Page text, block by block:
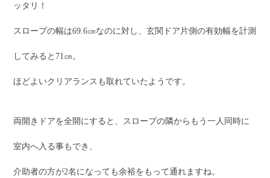
ッタリ！
スロープの幅は69.6㎝なのに対し、玄関ドア片側の有効幅を計測
してみると71㎝。
ほどよいクリアランスも取れていたようです。
両開きドアを全開にすると、スロープの隣からもう一人同時に
室内へ入る事もでき、
介助者の方が2名になっても余裕をもって通れますね。